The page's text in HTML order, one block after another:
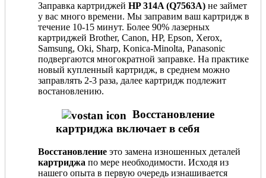
Заправка картриджей HP 314A (Q7563A) не займет
у вас много времени. Мы заправим ваш картридж в
течение 10-15 минут. Более 90% лазерных
картриджей Brother, Canon, HP, Epson, Xerox,
Samsung, Oki, Sharp, Konica-Minolta, Panasonic
подвергаются многократной заправке. На практике
новый купленный картридж, в среднем можно
заправлять 2-3 раза, далее картридж подлежит
востановлению.
Восстановление
картриджа включает в себя
Восстановление это замена изношенных деталей
картриджа по мере необходимости. Исходя из
нашего опыта в первую очередь изнашивается